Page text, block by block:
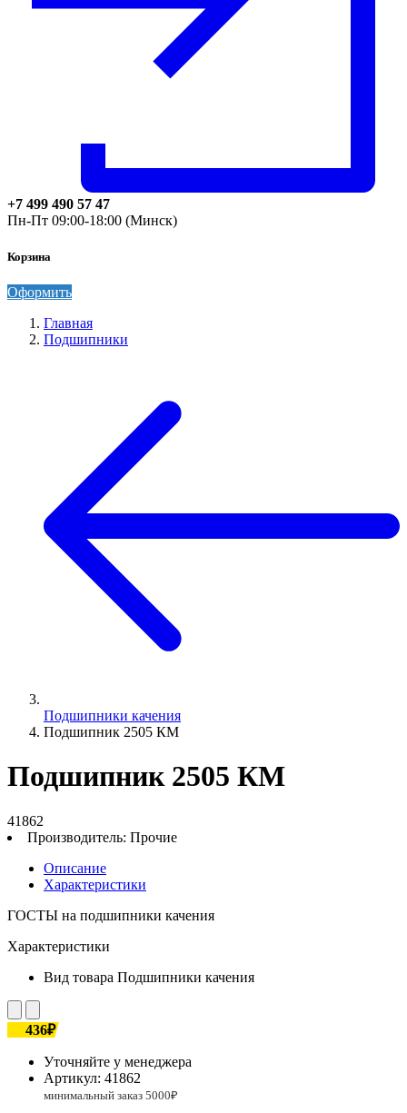
+7 499 490 57 47
Пн-Пт 09:00-18:00 (Минск)
Корзина
Оформить
Главная
Подшипники
Подшипники качения
Подшипник 2505 КМ
Подшипник 2505 КМ
41862
Производитель: Прочие
Описание
Характеристики
ГОСТЫ на подшипники качения
Характеристики
Вид товара Подшипники качения
436₽
Уточняйте у менеджера
Артикул: 41862